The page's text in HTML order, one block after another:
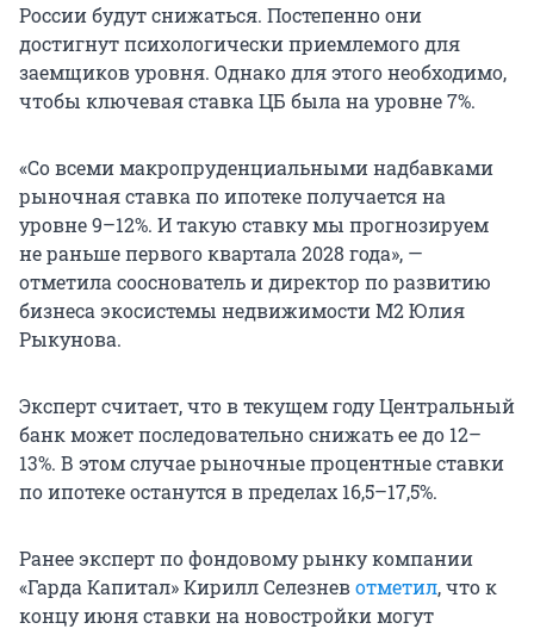
России будут снижаться. Постепенно они
достигнут психологически приемлемого для
заемщиков уровня. Однако для этого необходимо,
чтобы ключевая ставка ЦБ была на уровне 7%.
«Со всеми макропруденциальными надбавками
рыночная ставка по ипотеке получается на
уровне 9–12%. И такую ставку мы прогнозируем
не раньше первого квартала 2028 года», —
отметила сооснователь и директор по развитию
бизнеса экосистемы недвижимости М2 Юлия
Рыкунова.
Эксперт считает, что в текущем году Центральный
банк может последовательно снижать ее до 12–
13%. В этом случае рыночные процентные ставки
по ипотеке останутся в пределах 16,5–17,5%.
Ранее эксперт по фондовому рынку компании
«Гарда Капитал» Кирилл Селезневотметил, что к
концу июня ставки на новостройки могут